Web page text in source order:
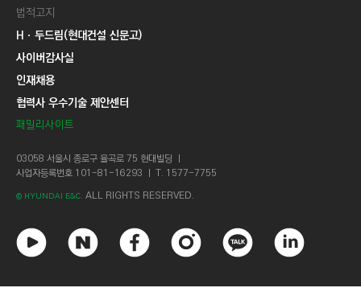
법적고지
Hㆍ두드림(현대건설 신문고)
사이버감사실
인재채용
협력사 우수기술 제안센터
패밀리사이트
03058 서울시 종로구 율곡로 75 현대빌딩 ㅣ
사업자등록번호 101-81-16293 ㅣ T. 1577-7755
© HYUNDAI E&C. ALL RIGHTS RESERVED.
튜
이
이
스
카
크